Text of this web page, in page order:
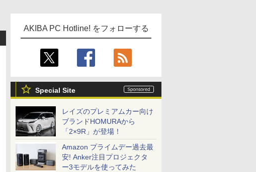
AKIBA PC Hotline! をフォローする
Special Site
レイズのプレミアムカー向け
ブランドHOMURAから
「2×9R」が登場！
Amazon プライムデー過去最
安! Anker注目プロジェクタ
ー3モデルを使ってみた